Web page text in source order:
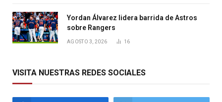
Yordan Álvarez lidera barrida de Astros
sobre Rangers
AGOSTO 3, 2026 16
VISITA NUESTRAS REDES SOCIALES